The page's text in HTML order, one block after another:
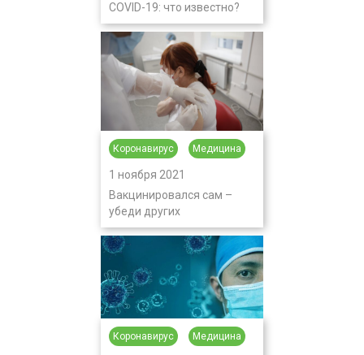
COVID-19: что известно?
Коронавирус Медицина
1 ноября 2021
Вакцинировался сам –
убеди других
Коронавирус Медицина